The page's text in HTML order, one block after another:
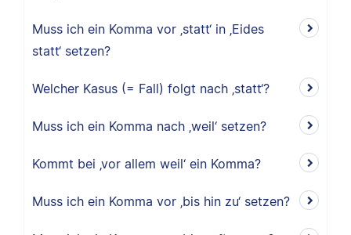
Muss ich ein Komma vor ‚statt‘ in ‚Eides
statt‘ setzen?
Welcher Kasus (= Fall) folgt nach ‚statt‘?
Muss ich ein Komma nach ‚weil‘ setzen?
Kommt bei ‚vor allem weil‘ ein Komma?
Muss ich ein Komma vor ‚bis hin zu‘ setzen?